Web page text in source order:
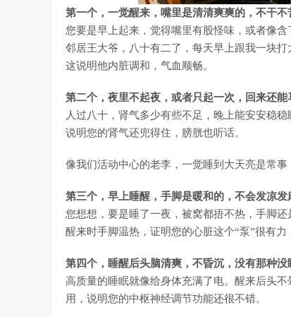
第一个，一觉醒来，嘴里是清清爽爽的，不干不
您要是早上起来，觉得嘴里有股怪味，或者像
邻居王大爷，八十有二了，每天早上跟我一块
这说明他内脏调和，气血顺畅。
第二个，夜里不起夜，或者只起一次，回来还能
人过八十，肾气多少有些不足，晚上能安安稳
说明您的肾气还兜得住，膀胱也听话。
像我们活动中心的老李，一觉睡到大天亮是常事
第三个，早上睡醒，手脚是暖和的，不会发凉发
您想想，要是睡了一夜，被窝都捂不热，手脚
醒来时手脚温热，证明您的心脏这个“泵”很有力
第四个，睡醒后头脑清爽，不昏沉，没有那种没
高质量的睡眠就像给身体充满了电。醒来后头
用，说明您的中枢神经调节功能还很不错。